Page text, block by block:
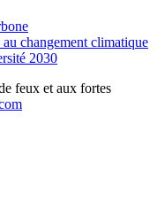
changement climatique
2030
feux et aux fortes